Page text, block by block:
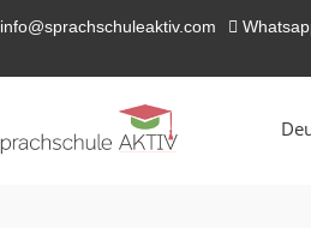
info@sprachschuleaktiv.com